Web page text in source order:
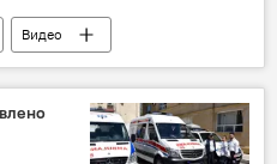
Видео
Дональд Трамп